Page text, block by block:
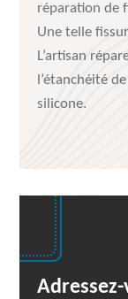
réparation de
Une telle
L’artisan
l’étanchéité
silicone.
Adressez-